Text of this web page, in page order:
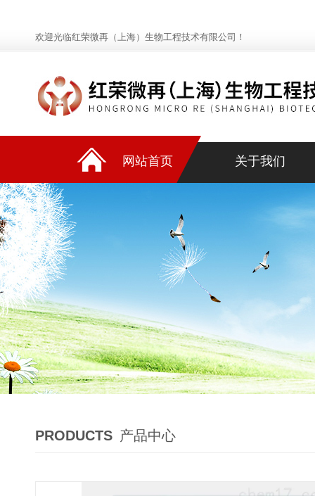
欢迎光临红荣微再（上海）生物工程技术有限公司！
网站首页 关于我们
PRODUCTS 产品中心